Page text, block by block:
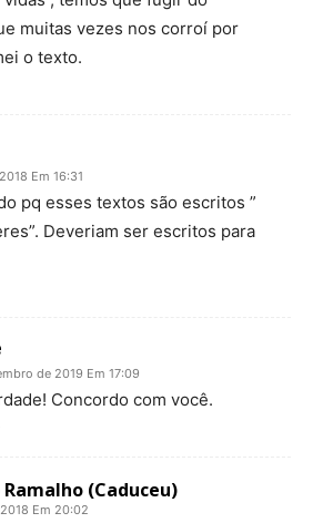
muitas vezes nos corroí por
o texto.
Em 16:31
pq esses textos são escritos ”
Deveriam ser escritos para
de 2019 Em 17:09
Concordo com você.
(Caduceu)
Em 20:02